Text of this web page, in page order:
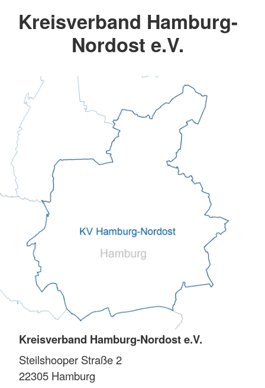
Kreisverband Hamburg-
Nordost e.V.
Kreisverband Hamburg-Nordost e.V.
Steilshooper Straße 2
22305 Hamburg